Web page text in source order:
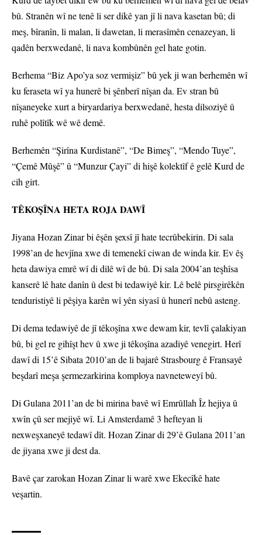
bû. Stranên wî ne tenê li ser dikê yan jî li nava kasetan bû; di
meş, bîranîn, li malan, li dawetan, li merasîmên cenazeyan, li
qadên berxwedanê, li nava kombûnên gel hate gotin.
Berhema “Biz Apo’ya soz vermişiz” bû yek ji wan berhemên wî
ku feraseta wî ya hunerê bi şênberî nîşan da. Ev stran bû
nîşaneyeke xurt a biryardariya berxwedanê, hesta dilsoziyê û
ruhê polîtîk wê wê demê.
Berhemên “Şirîna Kurdistanê”, “De Bimeş”, “Mendo Tuye”,
“Çemê Mûşê” û “Munzur Çayi” di hişê kolektîf ê gelê Kurd de
cih girt.
TÊKOŞÎNA HETA ROJA DAWÎ
Jiyana Hozan Zinar bi êşên şexsî jî hate tecrûbekirin. Di sala
1998’an de hevjîna xwe di temenekî ciwan de winda kir. Ev êş
heta dawiya emrê wî di dilê wî de bû. Di sala 2004’an teşhîsa
kanserê lê hate danîn û dest bi tedawiyê kir. Lê belê pirsgirêkên
tenduristiyê li pêşiya karên wî yên siyasî û hunerî nebû asteng.
Di dema tedawiyê de jî têkoşîna xwe dewam kir, tevlî çalakiyan
bû, bi gel re gihîşt hev û xwe ji têkoşîna azadiyê venegirt. Herî
dawî di 15’ê Sibata 2010’an de li bajarê Strasbourg ê Fransayê
beşdarî meşa şermezarkirina komploya navneteweyî bû.
Di Gulana 2011’an de bi mirina bavê wî Emrûllah Îz hejiya û
xwîn çû ser mejiyê wî. Li Amsterdamê 3 hefteyan li
nexweşxaneyê tedawî dît. Hozan Zinar di 29’ê Gulana 2011’an
de jiyana xwe ji dest da.
Bavê çar zarokan Hozan Zinar li warê xwe Ekecîkê hate
veşartin.